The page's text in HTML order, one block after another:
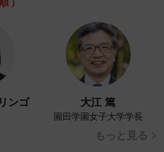
そこで、病院で細かい
影と画像解析をしても
して起こる「椎間板脊
を起こす病気でワンち
す。脊椎炎の治療は、脊
）
ンゴ 大江 篤
園田学園女子大学学長
もっと見る